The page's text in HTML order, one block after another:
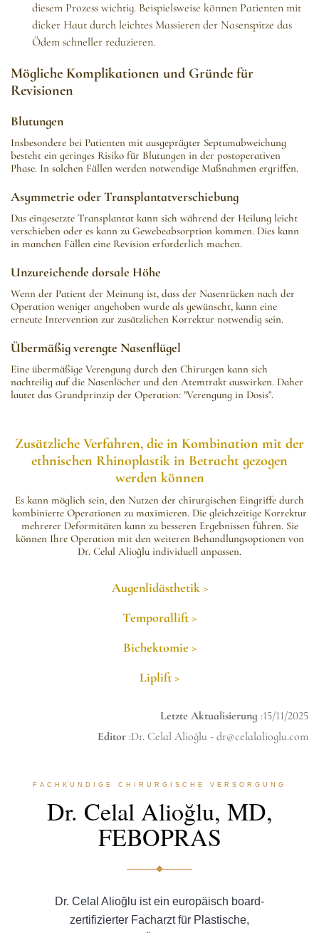
diesem Prozess wichtig. Beispielsweise können Patienten mit
dicker Haut durch leichtes Massieren der Nasenspitze das
Ödem schneller reduzieren.
Mögliche Komplikationen und Gründe für
Revisionen
Blutungen
Insbesondere bei Patienten mit ausgeprägter Septumabweichung
besteht ein geringes Risiko für Blutungen in der postoperativen
Phase. In solchen Fällen werden notwendige Maßnahmen ergriffen.
Asymmetrie oder Transplantatverschiebung
Das eingesetzte Transplantat kann sich während der Heilung leicht
verschieben oder es kann zu Gewebeabsorption kommen. Dies kann
in manchen Fällen eine Revision erforderlich machen.
Unzureichende dorsale Höhe
Wenn der Patient der Meinung ist, dass der Nasenrücken nach der
Operation weniger angehoben wurde als gewünscht, kann eine
erneute Intervention zur zusätzlichen Korrektur notwendig sein.
Übermäßig verengte Nasenflügel
Eine übermäßige Verengung durch den Chirurgen kann sich
nachteilig auf die Nasenlöcher und den Atemtrakt auswirken. Daher
lautet das Grundprinzip der Operation: "Verengung in Dosis".
Zusätzliche Verfahren, die in Kombination mit der
ethnischen Rhinoplastik in Betracht gezogen
werden können
Es kann möglich sein, den Nutzen der chirurgischen Eingriffe durch
kombinierte Operationen zu maximieren. Die gleichzeitige Korrektur
mehrerer Deformitäten kann zu besseren Ergebnissen führen. Sie
können Ihre Operation mit den weiteren Behandlungsoptionen von
Dr. Celal Alioğlu individuell anpassen.
Augenlidästhetik >
Temporallift >
Bichektomie >
Liplift >
Letzte Aktualisierung :15/11/2025
Editor :Dr. Celal Alioğlu - dr@celalalioglu.com
FACHKUNDIGE CHIRURGISCHE VERSORGUNG
Dr. Celal Alioğlu, MD,
FEBOPRAS
Dr. Celal Alioğlu ist ein europäisch board-
zertifizierter Facharzt für Plastische,